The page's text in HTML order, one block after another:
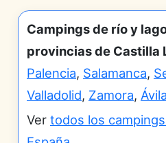
Campings de río y
provincias de Castilla
Palencia, Salamanca,
Valladolid, Zamora, Ávila
Ver todos los